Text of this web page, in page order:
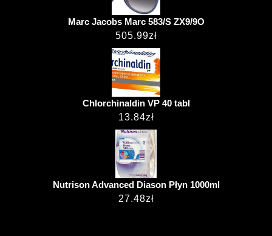
Marc Jacobs Marc 583/S ZX9/9O
505.99zł
Chlorchinaldin VP 40 tabl
13.84zł
Nutrison Advanced Diason Płyn 1000ml
27.48zł